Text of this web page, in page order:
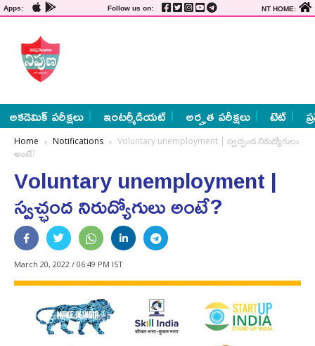
Apps: Follow us on: NT HOME:
అకడెమిక్ పరీక్షలు ఇంటర్మీడియట్ అర్హత పరీక్షలు టెట్
Home Notifications
Voluntary unemployment | స్వచ్ఛంద నిరుద్యోగులు
అంటే?
Voluntary unemployment |
స్వచ్ఛంద నిరుద్యోగులు అంటే?
March 20, 2022 / 06:49 PM IST